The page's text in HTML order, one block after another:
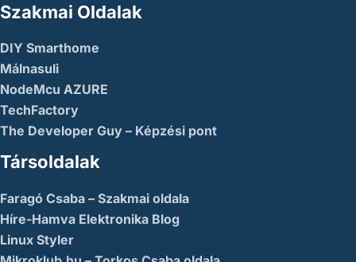
Szakmai Oldalak
DIY Smarthome
Málnasuli
NodeMcu AZURE
TechFactory
The Developer Guy – Képzési pont
Társoldalak
Faragó Csaba – Szakmai oldala
Híre-Hamva Elektronika Blog
Linux Styler